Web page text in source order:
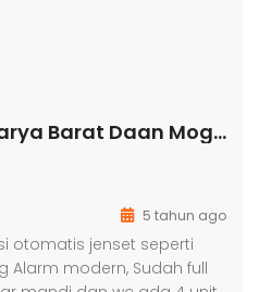
Dijual Ruko Jalan Karya Barat Daan Mogot
5 tahun ago
otomatis jenset seperti
Alarm modern, Sudah full